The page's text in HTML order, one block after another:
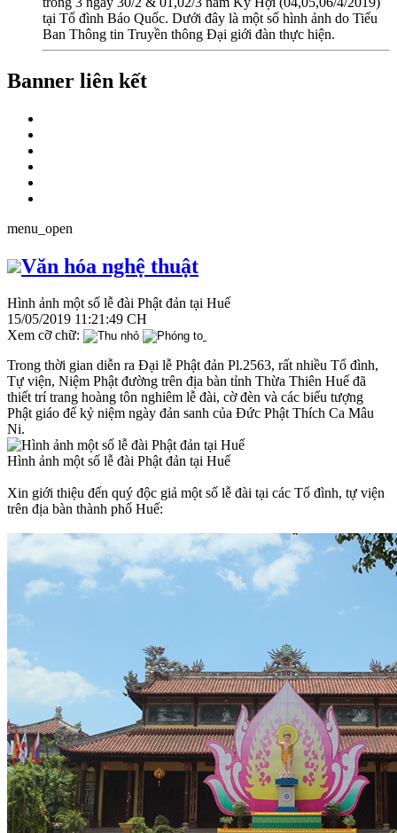
tại Tổ đình Báo Quốc. Dưới đây là một số hình ảnh do Tiểu
Ban Thông tin Truyền thông Đại giới đàn thực hiện.
Banner liên kết
menu_open
Văn hóa nghệ thuật
Hình ảnh một số lễ đài Phật đản tại Huế
15/05/2019 11:21:49 CH
Xem cỡ chữ:
Trong thời gian diễn ra Đại lễ Phật đản Pl.2563, rất nhiều Tổ đình,
Tự viện, Niệm Phật đường trên địa bàn tỉnh Thừa Thiên Huế đã
thiết trí trang hoàng tôn nghiêm lễ đài, cờ đèn và các biểu tượng
Phật giáo để kỷ niệm ngày đản sanh của Đức Phật Thích Ca Mâu
Ni.
Hình ảnh một số lễ đài Phật đản tại Huế
Xin giới thiệu đến quý độc giả một số lễ đài tại các Tổ đình, tự viện
trên địa bàn thành phố Huế: